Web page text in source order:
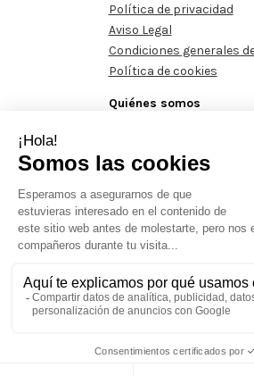
Política de privacidad
Aviso Legal
Condiciones generales
Política de cookies
Quiénes somos
Contacte con nosotros
mínimos de 125€ Pedidos mínimos
Prohibida la reproducción total o parcial del
web, sin el expreso consentimiento
pandèmia de COVID-19.